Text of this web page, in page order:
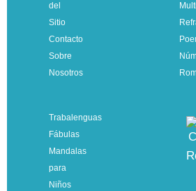
del
Sitio
Contacto
Sobre
Nosotros
Trabalenguas
Fábulas
Mandalas
para
Niños